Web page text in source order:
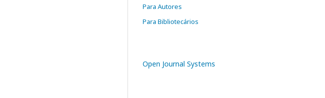
Para Autores
Para Bibliotecários
Open Journal Systems